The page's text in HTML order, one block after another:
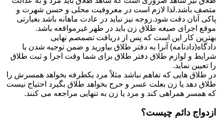
متصف باشد.لذا لازم است در معروفیت محلی و حسن شهرت و
پاکی آنان دقت شود.زوجه نیز نباید در عادت ماهانه باشد بعبارتی
موقع اجرای صیغه طلاق زن باید در طهر غیرمواقعه باشد.
بهترین کار این است که پس از دریافت تصمصم نهایی
دادگاه(دادنامه) آنرا به دفتر طلاق بیاورید و ضمن توجیه شدن با
شرایط و لوازم طلاق دفتر طلاق برای شما وقت اجرا و ثبت طلاق
را تعیین نماید.
در طلاق هایی که تفاهم نباشد مثلاً مرد یکطرفه بخواهد همسرش را
طلاق دهد یا زن بعلت عسر و حرج بخواهد طلاق بگیرد احتیاج نیست
که همسر همراهی کند و مرد یا زن به تنهایی مراجعه می کنند.
ازدواج دائم چیست؟